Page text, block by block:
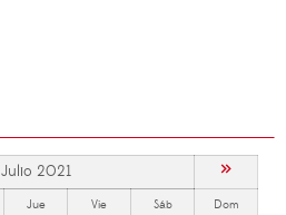
Julio 2021 »
Jue Vie Sáb Dom